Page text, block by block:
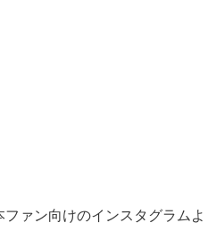
ァン向けのインスタグラム